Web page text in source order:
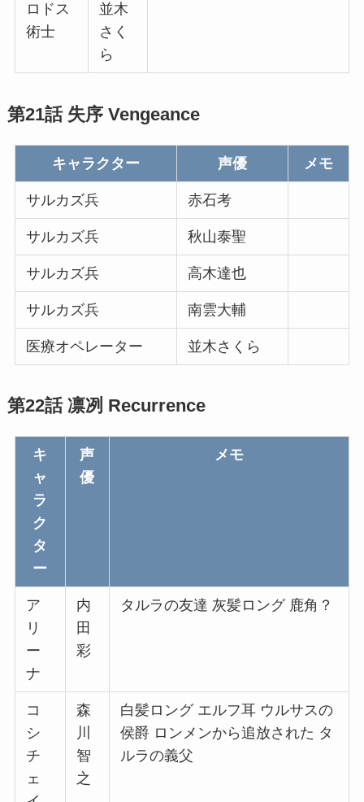
ロドス
術士
並木
さく
ら
第21話 失序 Vengeance
キャラクター 声優 メモ
サルカズ兵 赤石考
サルカズ兵 秋山泰聖
サルカズ兵 高木達也
サルカズ兵 南雲大輔
医療オペレーター 並木さくら
第22話 凛冽 Recurrence
キ
ャ
ラ
ク
タ
ー
声
優
メモ
ア
リ
ー
ナ
内
田
彩
タルラの友達 灰髪ロング 鹿角？
コ
シ
チ
ェ
森
川
智
之
白髪ロング エルフ耳 ウルサスの
侯爵 ロンメンから追放された タ
ルラの義父